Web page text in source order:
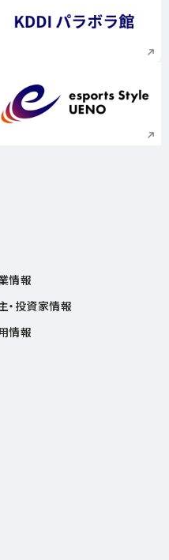
新規ウィンドウで
新規ウィンドウで
情報
・投資家情報
情報